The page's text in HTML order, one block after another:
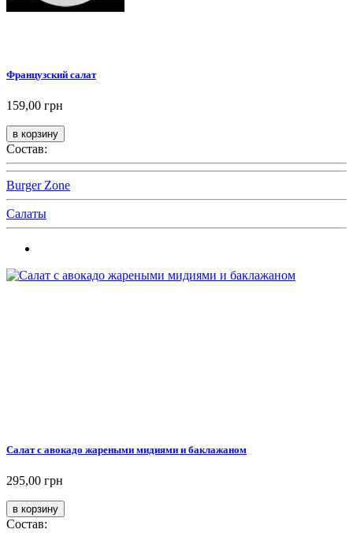
Французский салат
159,00 грн
Состав:
Burger Zone
Салаты
Салат с авокадо жареными мидиями и баклажаном
295,00 грн
Состав: